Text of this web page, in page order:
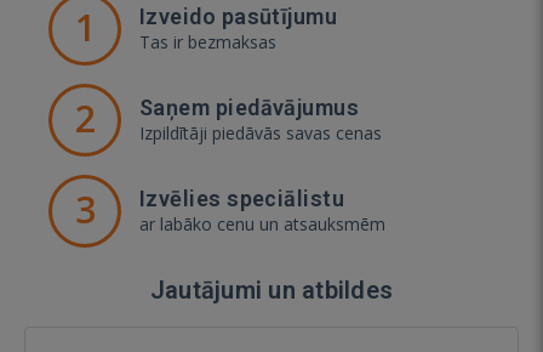
1 Izveido pasūtījumu
Tas ir bezmaksas
2 Saņem piedāvājumus
Izpildītāji piedāvās savas cenas
3 Izvēlies speciālistu
ar labāko cenu un atsauksmēm
Jautājumi un atbildes